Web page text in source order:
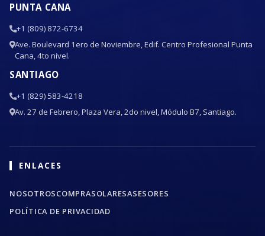
PUNTA CANA
+1 (809) 872-6734
Ave. Boulevard 1ero de Noviembre, Edif. Centro Profesional Punta
Cana, 4to nivel.
SANTIAGO
+1 (829) 583-4218
Av. 27 de Febrero, Plaza Vera, 2do nivel, Módulo B7, Santiago.
ENLACES
NOSOTROSCOMPRASOLARESASESORES
POLÍTICA DE PRIVACIDAD